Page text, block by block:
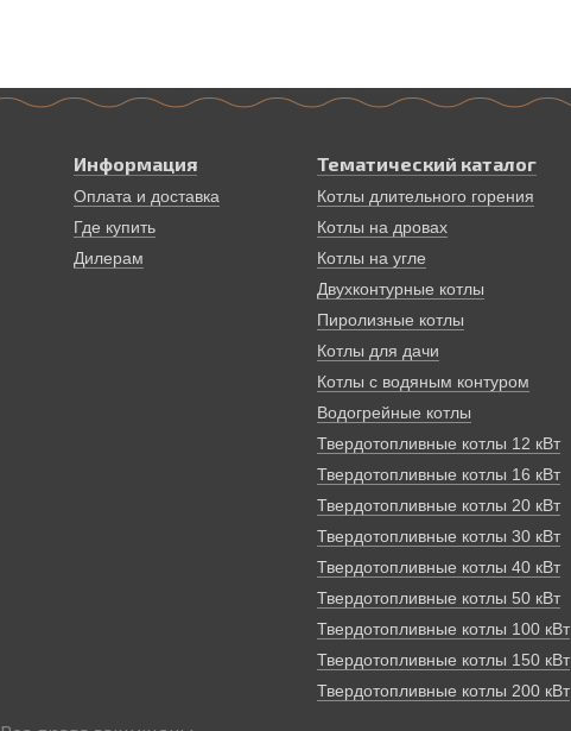
Информация
Оплата и доставка
Где купить
Дилерам
Тематический каталог
Котлы длительного горения
Котлы на дровах
Котлы на угле
Двухконтурные котлы
Пиролизные котлы
Котлы для дачи
Котлы с водяным контуром
Водогрейные котлы
Твердотопливные котлы 12 кВт
Твердотопливные котлы 16 кВт
Твердотопливные котлы 20 кВт
Твердотопливные котлы 30 кВт
Твердотопливные котлы 40 кВт
Твердотопливные котлы 50 кВт
Твердотопливные котлы 100 кВт
Твердотопливные котлы 150 кВт
Твердотопливные котлы 200 кВт